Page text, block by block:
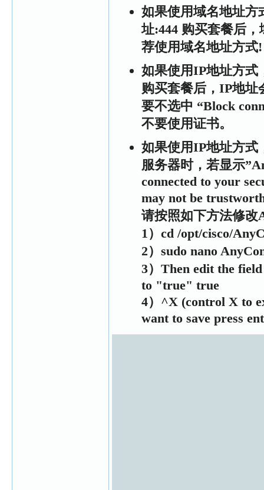
如果使用域名地址方
址:444 购买套餐后
荐使用域名地址方式!
如果使用IP地址方式
购买套餐后，IP地址
要不选中 “Block
不要使用证书。
如果使用IP地址方式
服务器时，若显示
connected to your
may not be
请按照如下方法修改
1）cd /opt/cisco/
2）sudo nano
3）Then edit the
to "true" true
4）^X (control X to
want to save press